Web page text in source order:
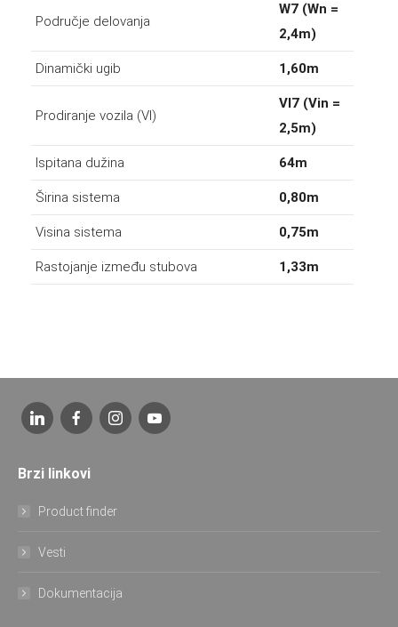
Područje delovanja
W7 (Wn =
2,4m)
Dinamički ugib 1,60m
Prodiranje vozila (VI)
VI7 (Vin =
2,5m)
Ispitana dužina 64m
Širina sistema 0,80m
Visina sistema 0,75m
Rastojanje između stubova 1,33m
Brzi linkovi
Product finder
Vesti
Dokumentacija